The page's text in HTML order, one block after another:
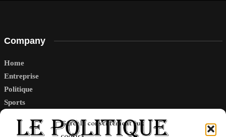
Gérer le consentement aux
Company
Home
Entreprise
Politique
Sports